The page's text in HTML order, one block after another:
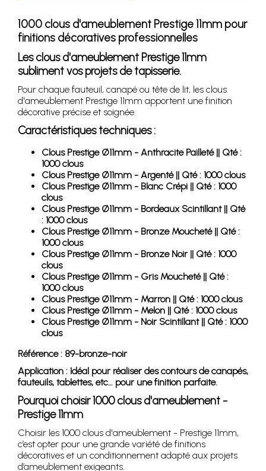
1000 clous d'ameublement Prestige 11mm pour
finitions décoratives professionnelles
Les clous d'ameublement Prestige 11mm
subliment vos projets de tapisserie.
Pour chaque fauteuil, canapé ou tête de lit, les clous
d'ameublement Prestige 11mm apportent une finition
décorative précise et soignée.
Caractéristiques techniques :
Clous Prestige Ø11mm - Anthracite Pailleté || Qté :
1000 clous
Clous Prestige Ø11mm - Argenté || Qté : 1000 clous
Clous Prestige Ø11mm - Blanc Crépi || Qté : 1000
clous
Clous Prestige Ø11mm - Bordeaux Scintillant || Qté
: 1000 clous
Clous Prestige Ø11mm - Bronze Moucheté || Qté :
1000 clous
Clous Prestige Ø11mm - Bronze Noir || Qté : 1000
clous
Clous Prestige Ø11mm - Gris Moucheté || Qté :
1000 clous
Clous Prestige Ø11mm - Marron || Qté : 1000 clous
Clous Prestige Ø11mm - Melon || Qté : 1000 clous
Clous Prestige Ø11mm - Noir Scintillant || Qté : 1000
clous
Référence : 89-bronze-noir
Application : Idéal pour réaliser des contours de canapés,
fauteuils, tablettes, etc… pour une finition parfaite.
Pourquoi choisir 1000 clous d'ameublement -
Prestige 11mm
Choisir les 1000 clous d'ameublement - Prestige 11mm,
c’est opter pour une grande variété de finitions
décoratives et un conditionnement adapté aux projets
d’ameublement exigeants.